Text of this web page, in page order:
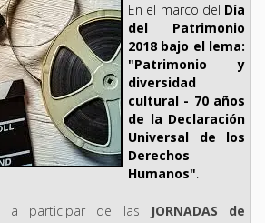
En el marco del Día
del Patrimonio
2018 bajo el lema:
"Patrimonio y
diversidad
cultural - 70 años
de la Declaración
Universal de los
Derechos
Humanos".
a participar de las
JORNADAS de